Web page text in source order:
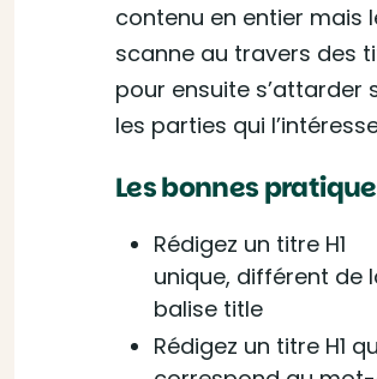
contenu en entier mais
scanne au travers des
pour ensuite s’attarder
les parties qui
Les bonnes
Rédigez un titre H1
unique, différent de
balise title
Rédigez un titre H1